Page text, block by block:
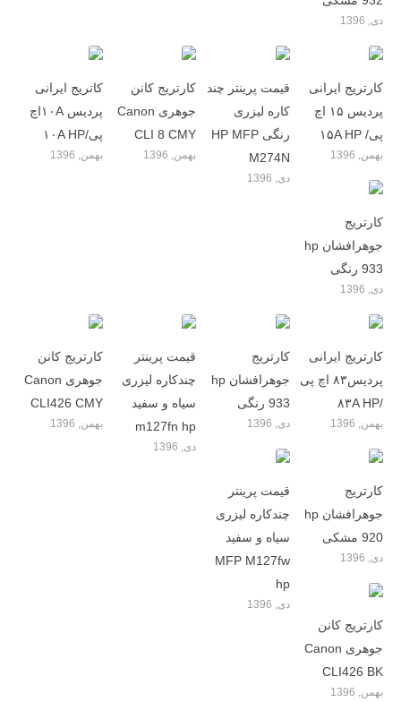
دی, 1396
کاتریج ایرانی
پردیس ۱۰Aاچ
پی/۱۰A HP
بهمن, 1396
کارتریج کانن
جوهری Canon
CLI 8 CMY
بهمن, 1396
قیمت پرینتر چند
کاره لیزری
رنگی HP MFP
M274N
دی, 1396
کارتریج ایرانی
پردیس ۱۵ اچ
پی/ ۱۵A HP
بهمن, 1396
کارتریج
جوهرافشان hp
933 رنگی
دی, 1396
کارتریج کانن
جوهری Canon
CLI426 CMY
بهمن, 1396
قیمت پرینتر
چندکاره لیزری
سیاه و سفید
m127fn hp
دی, 1396
کارتریج
جوهرافشان hp
933 رنگی
دی, 1396
کارتریج ایرانی
پردیس۸۳ اچ پی
/۸۳A HP
بهمن, 1396
قیمت پرینتر
چندکاره لیزری
سیاه و سفید
MFP M127fw
hp
دی, 1396
کارتریج
جوهرافشان hp
920 مشکی
دی, 1396
کارتریج کانن
جوهری Canon
CLI426 BK
بهمن, 1396